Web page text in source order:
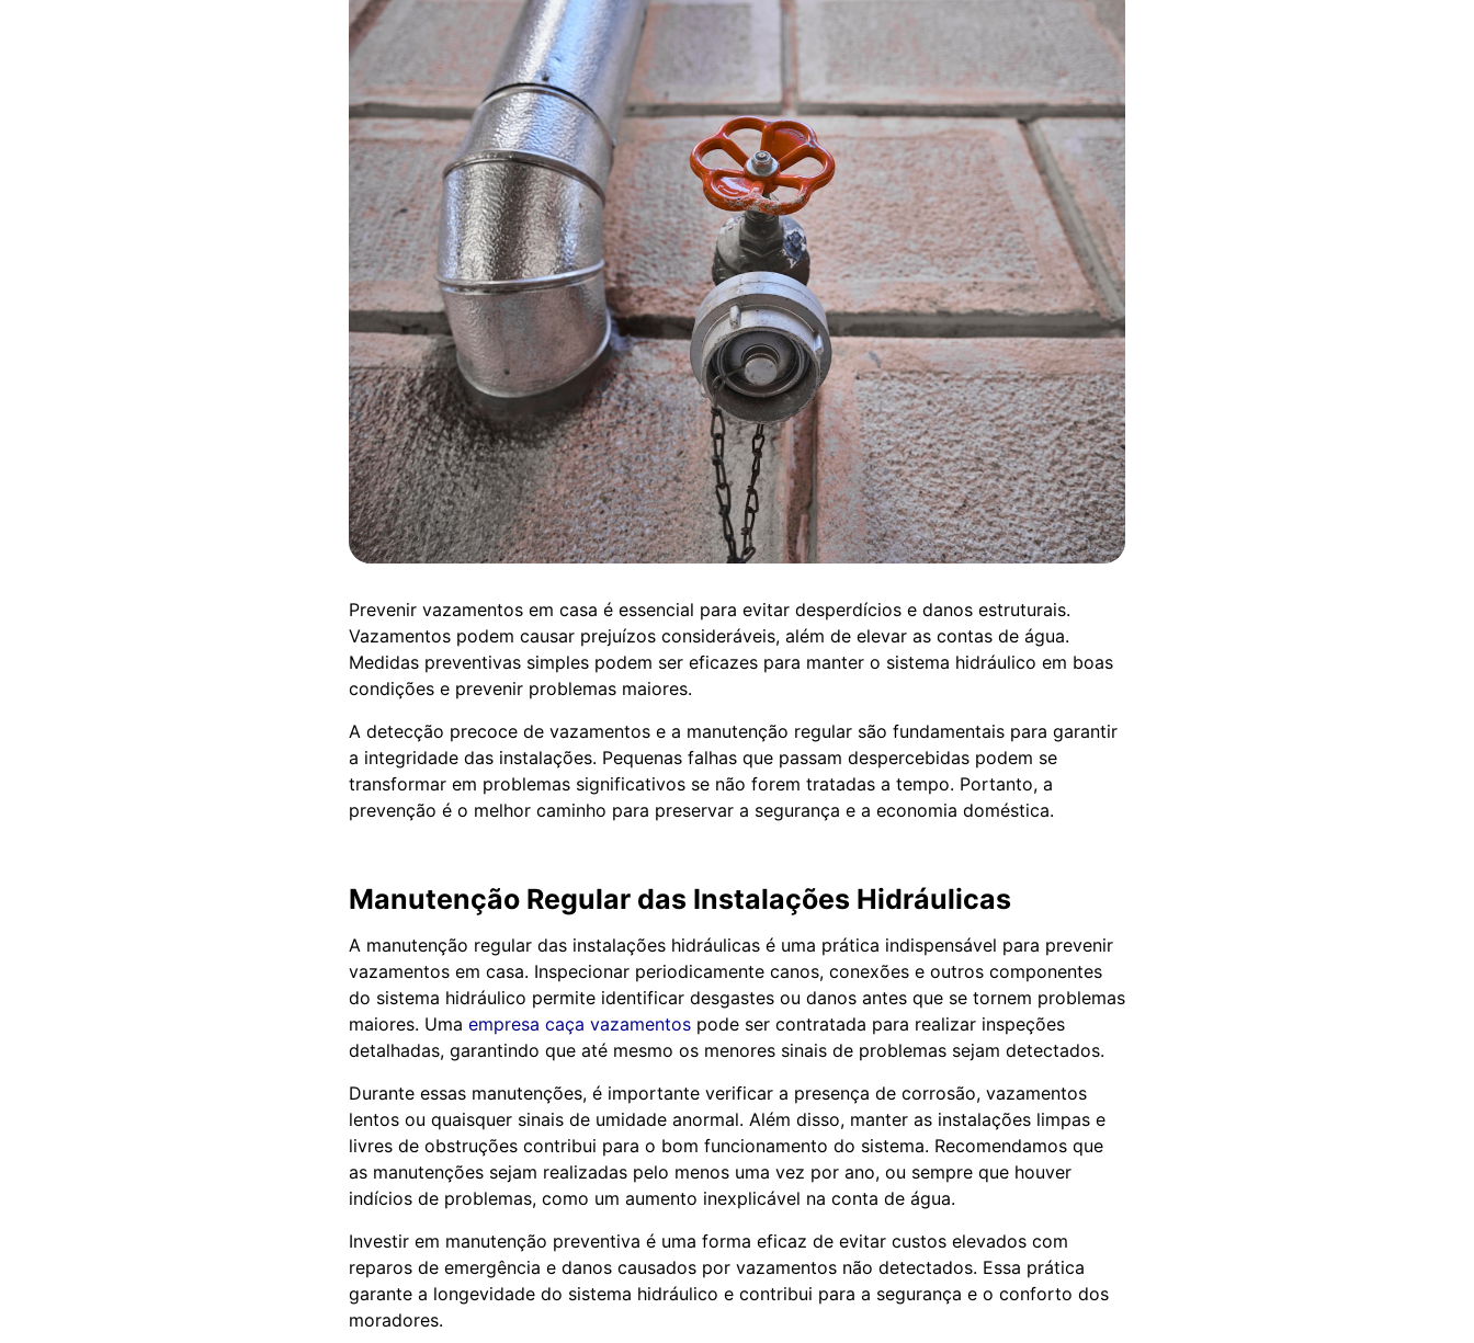
Prevenir vazamentos em casa é essencial para evitar desperdícios e danos estruturais.
Vazamentos podem causar prejuízos consideráveis, além de elevar as contas de água.
Medidas preventivas simples podem ser eficazes para manter o sistema hidráulico em boas
condições e prevenir problemas maiores.
A detecção precoce de vazamentos e a manutenção regular são fundamentais para garantir
a integridade das instalações. Pequenas falhas que passam despercebidas podem se
transformar em problemas significativos se não forem tratadas a tempo. Portanto, a
prevenção é o melhor caminho para preservar a segurança e a economia doméstica.
Manutenção Regular das Instalações Hidráulicas
A manutenção regular das instalações hidráulicas é uma prática indispensável para prevenir
vazamentos em casa. Inspecionar periodicamente canos, conexões e outros componentes
do sistema hidráulico permite identificar desgastes ou danos antes que se tornem problemas
maiores. Uma empresa caça vazamentos pode ser contratada para realizar inspeções
detalhadas, garantindo que até mesmo os menores sinais de problemas sejam detectados.
Durante essas manutenções, é importante verificar a presença de corrosão, vazamentos
lentos ou quaisquer sinais de umidade anormal. Além disso, manter as instalações limpas e
livres de obstruções contribui para o bom funcionamento do sistema. Recomendamos que
as manutenções sejam realizadas pelo menos uma vez por ano, ou sempre que houver
indícios de problemas, como um aumento inexplicável na conta de água.
Investir em manutenção preventiva é uma forma eficaz de evitar custos elevados com
reparos de emergência e danos causados por vazamentos não detectados. Essa prática
garante a longevidade do sistema hidráulico e contribui para a segurança e o conforto dos
moradores.